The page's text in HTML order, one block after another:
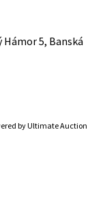
Hámor 5, Banská
by Ultimate Auction